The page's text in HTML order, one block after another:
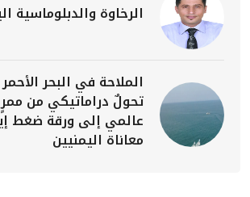
الرخاوة والدبلوماسية
الملاحة في البحر
تحولٌ دراماتيكي من
عالمي إلى ورقة ضغط
معاناة اليمنيين